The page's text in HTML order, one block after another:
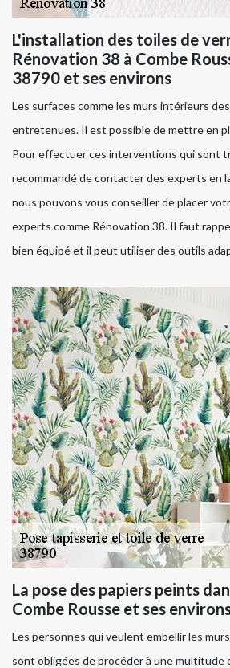
L'installation des toiles de
Rénovation 38 à Combe
38790 et ses environs
Les surfaces comme les murs intérieurs
entretenues. Il est possible de mettre en
Pour effectuer ces interventions qui sont
recommandé de contacter des experts en
nous pouvons vous conseiller de placer
experts comme Rénovation 38. Il faut
bien équipé et il peut utiliser des outils
La pose des papiers peints
Combe Rousse et ses
Les personnes qui veulent embellir les
sont obligées de procéder à une multitude